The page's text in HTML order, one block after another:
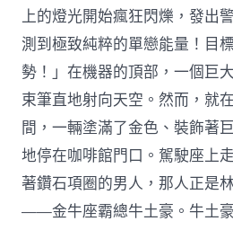
上的燈光開始瘋狂閃爍，發出
測到極致純粹的單戀能量！目
勢！」在機器的頂部，一個巨
束筆直地射向天空。然而，就
間，一輛塗滿了金色、裝飾著
地停在咖啡館門口。駕駛座上
著鑽石項圈的男人，那人正是
——金牛座霸總牛土豪。牛土